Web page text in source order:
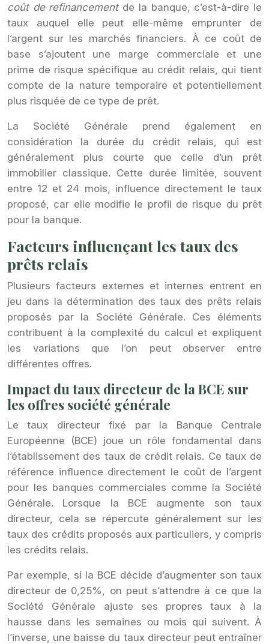
coût de refinancement de la banque, c’est-à-dire le
taux auquel elle peut elle-même emprunter de
l’argent sur les marchés financiers. À ce coût de
base s’ajoutent une marge commerciale et une
prime de risque spécifique au crédit relais, qui tient
compte de la nature temporaire et potentiellement
plus risquée de ce type de prêt.
La Société Générale prend également en
considération la durée du crédit relais, qui est
généralement plus courte que celle d’un prêt
immobilier classique. Cette durée limitée, souvent
entre 12 et 24 mois, influence directement le taux
proposé, car elle modifie le profil de risque du prêt
pour la banque.
Facteurs influençant les taux des
prêts relais
Plusieurs facteurs externes et internes entrent en
jeu dans la détermination des taux des prêts relais
proposés par la Société Générale. Ces éléments
contribuent à la complexité du calcul et expliquent
les variations que l’on peut observer entre
différentes offres.
Impact du taux directeur de la BCE sur
les offres société générale
Le taux directeur fixé par la Banque Centrale
Européenne (BCE) joue un rôle fondamental dans
l’établissement des taux de crédit relais. Ce taux de
référence influence directement le coût de l’argent
pour les banques commerciales comme la Société
Générale. Lorsque la BCE augmente son taux
directeur, cela se répercute généralement sur les
taux des crédits proposés aux particuliers, y compris
les crédits relais.
Par exemple, si la BCE décide d’augmenter son taux
directeur de 0,25%, on peut s’attendre à ce que la
Société Générale ajuste ses propres taux à la
hausse dans les semaines ou mois qui suivent. À
l’inverse, une baisse du taux directeur peut entraîner